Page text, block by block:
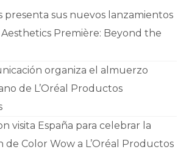
presenta sus nuevos lanzamientos
Première: Beyond the
organiza el almuerzo
de L’Oréal Productos
visita España para celebrar la
de Color Wow a L’Oréal Productos